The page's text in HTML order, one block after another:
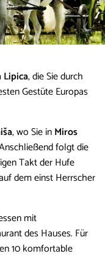
, die Sie durch
Gestüte Europas
, wo Sie inMiros
folgt die
Takt der Hufe
dem einst Herrscher
mit
des Hauses. Für
10 komfortable